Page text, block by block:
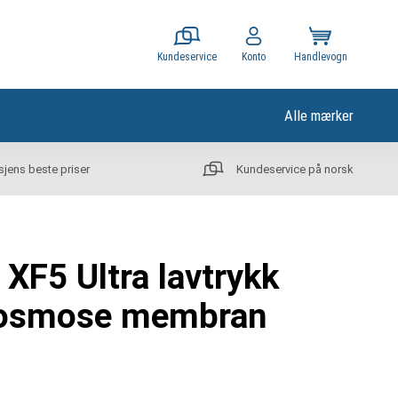
Kundeservice Konto Handlevogn
Alle mærker
beste priser Kundeservice på norsk
XF5 Ultra lavtrykk
membran